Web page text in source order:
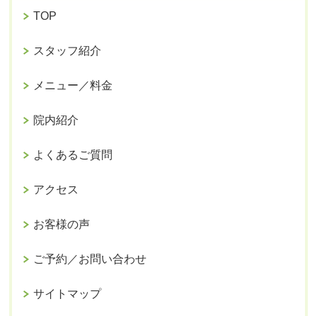
TOP
スタッフ紹介
メニュー／料金
院内紹介
よくあるご質問
アクセス
お客様の声
ご予約／お問い合わせ
サイトマップ